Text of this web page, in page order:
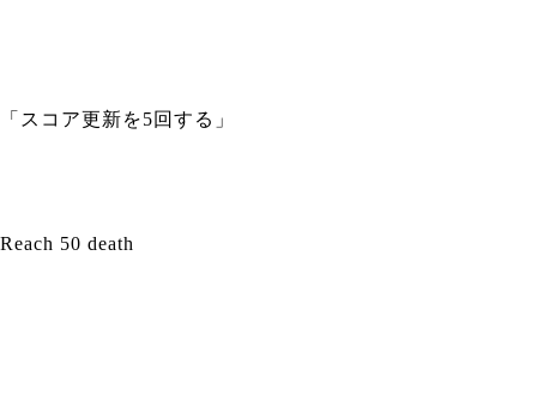
「スコア更新を5回する」
Reach 50 death